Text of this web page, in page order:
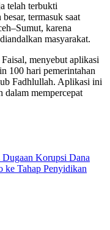
telah terbukti
termasuk saat
karena
masyarakat.
menyebut aplikasi
100 hari pemerintahan
Fadhlullah. Aplikasi ini
dalam mempercepat
Korupsi Dana
ke Tahap Penyidikan